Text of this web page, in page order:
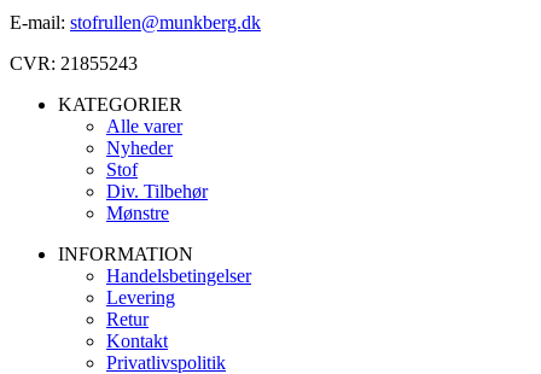
E-mail: stofrullen@munkberg.dk
CVR: 21855243
KATEGORIER
Alle varer
Nyheder
Stof
Div. Tilbehør
Mønstre
INFORMATION
Handelsbetingelser
Levering
Retur
Kontakt
Privatlivspolitik